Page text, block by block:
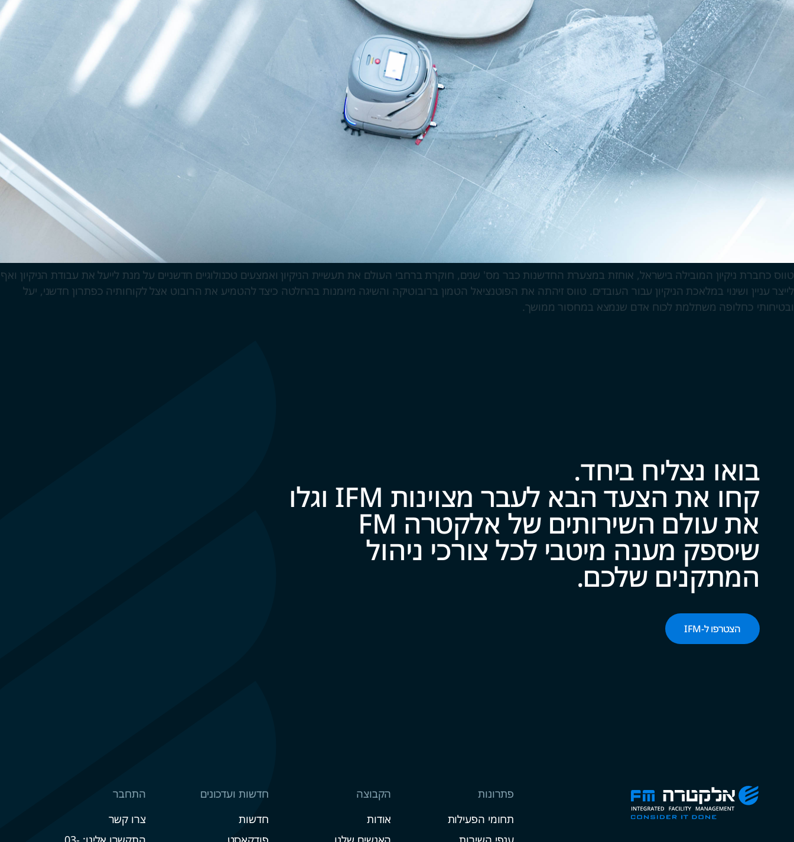
טווס כחברת ניקיון המובילה בישראל, אוחזת במצערת החדשנות כבר מס' שנים, חוקרת ברחבי העולם את תעשיית הניקיון ואמצעים טכנולוגיים חדשניים על מנת לייעל את עבודת הניקיון ואף
לייצר עניין ושינוי במלאכת הניקיון עבור העובדים. טווס זיהתה את הפוטנציאל הטמון ברובוטיקה והשיגה מיומנות בהחלטה כיצד להטמיע את הרובוט אצל לקוחותיה כפתרון חדשני, יעל
ובטיחותי כחלופה משתלמת לכוח אדם שנמצא במחסור ממושך.
בואו נצליח ביח‍‍ד.
קחו את הצעד הבא לעבר מצוינות IFM וגלו
את עולם השירותים של אלקטרה FM
שיספק מענה מיטבי לכל צ‍‍ו‍‍רכי ניהול
המתקנים של‍‍כם.
הצטרפו ל-‌‌IFM‌‌
פתרונות
תחומי הפעילות
ענפי השירות
הקבוצה
אודות
האנשים שלנו
חדשות ועדכונים
חדשות
פודקאסט
התחבר
צרו קשר
התקשרו אלינו: 03-